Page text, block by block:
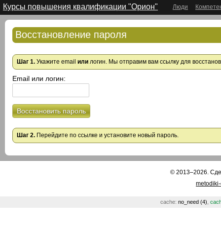
Курсы повышения квалификации "Орион" Люди
Восстановление пароля
Шаг 1. Укажите email или логин. Мы отправим вам ссылку для
Email или логин:
Восстановить пароль
Шаг 2. Перейдите по ссылке и установите новый пароль.
© 2013–2026.
cache: no_need (4)